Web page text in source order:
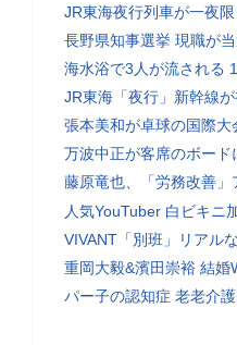
JR東海夜行列車が一夜限
長野県知事選挙 現職が
海水浴で3人が流される
JR東海「夜行」新幹線
張本美和が卓球の国際大
万波中正が客席のボード
藤原竜也、「労務改善」
人気YouTuber 白ビキニ
VIVANT「別班」リアル
重岡大毅&濱田崇裕 結婚
パー子の認知症 老老介